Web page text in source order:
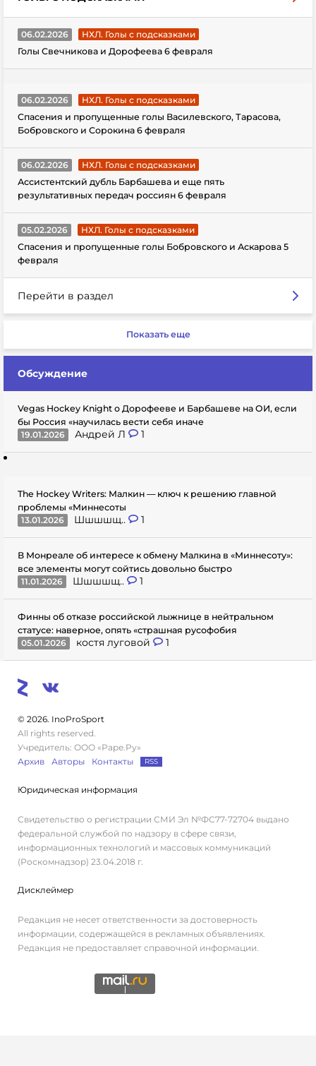
06.02.2026
НХЛ. Голы с подсказками
Голы Свечникова и Дорофеева 6 февраля
06.02.2026
НХЛ. Голы с подсказками
Спасения и пропущенные голы Василевского, Тарасова,
Бобровского и Сорокина 6 февраля
06.02.2026
НХЛ. Голы с подсказками
Ассистентский дубль Барбашева и еще пять
результативных передач россиян 6 февраля
05.02.2026
НХЛ. Голы с подсказками
Спасения и пропущенные голы Бобровского и Аскарова 5
февраля
Перейти в раздел
Показать еще
Обсуждение
Vegas Hockey Knight о Дорофееве и Барбашеве на ОИ, если
бы Россия «научилась вести себя иначе
19.01.2026
Андрей Л 1
The Hockey Writers: Малкин — ключ к решению главной
проблемы «Миннесоты
13.01.2026
Шшшшщ.. 1
В Монреале об интересе к обмену Малкина в «Миннесоту»:
все элементы могут сойтись довольно быстро
11.01.2026
Шшшшщ.. 1
Финны об отказе российской лыжнице в нейтральном
статусе: наверное, опять «страшная русофобия
05.01.2026
костя луговой 1
© 2026. InoProSport
All rights reserved.
Учредитель: ООО «Раре.Ру»
Архив
Авторы Контакты RSS
Юридическая информация
Свидетельство о регистрации СМИ Эл №ФС77-72704 выдано
федеральной службой по надзору в сфере связи,
информационных технологий и массовых коммуникаций
(Роскомнадзор) 23.04.2018 г.
Дисклеймер
Редакция не несет ответственности за достоверность
информации, содержащейся в рекламных объявлениях.
Редакция не предоставляет справочной информации.